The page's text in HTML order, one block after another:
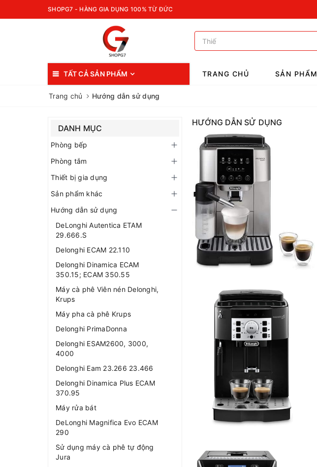
SHOPG7 - HÀNG GIA DỤNG 100% TỪ ĐỨC
TẤT CẢ SẢN PHẨM TRANG CHỦ SẢN PHẨM
Trang chủ Hướng dẫn sử dụng
HƯỚNG DẪN SỬ DỤNG
DANH MỤC
Phòng bếp
Phòng tắm
Thiết bị gia dụng
Sản phẩm khác
Hướng dẫn sử dụng
DeLonghi Autentica ETAM
29.666.S
Delonghi ECAM 22.110
Delonghi Dinamica ECAM
350.15; ECAM 350.55
Máy cà phê Viên nén Delonghi,
Krups
Máy pha cà phê Krups
Delonghi PrimaDonna
Delonghi ESAM2600, 3000,
4000
Delonghi Eam 23.266 23.466
Delonghi Dinamica Plus ECAM
370.95
Máy rửa bát
DeLonghi Magnifica Evo ECAM
290
Sử dụng máy cà phê tự động
Jura